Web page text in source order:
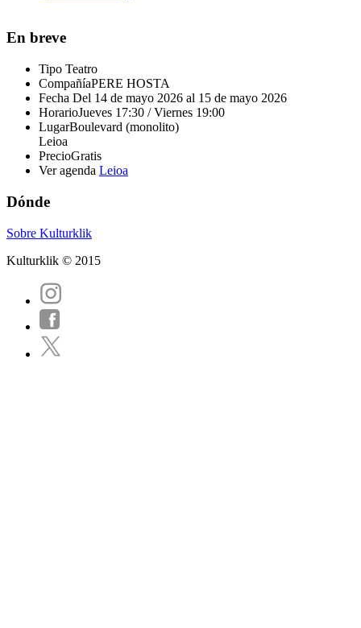
En breve
Tipo Teatro
CompañíaPERE HOSTA
Fecha Del 14 de mayo 2026 al 15 de mayo 2026
HorarioJueves 17:30 / Viernes 19:00
LugarBoulevard (monolito)
Leioa
PrecioGratis
Ver agenda Leioa
Dónde
Sobre Kulturklik
Kulturklik © 2015